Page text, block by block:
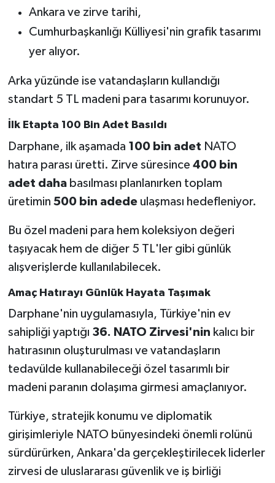
Ankara ve zirve tarihi,
Cumhurbaşkanlığı Külliyesi'nin grafik tasarımı
yer alıyor.
Arka yüzünde ise vatandaşların kullandığı
standart 5 TL madeni para tasarımı korunuyor.
İlk Etapta 100 Bin Adet Basıldı
Darphane, ilk aşamada 100 bin adet NATO
hatıra parası üretti. Zirve süresince 400 bin
adet dahabasılması planlanırken toplam
üretimin 500 bin adedeulaşması hedefleniyor.
Bu özel madeni para hem koleksiyon değeri
taşıyacak hem de diğer 5 TL'ler gibi günlük
alışverişlerde kullanılabilecek.
Amaç Hatırayı Günlük Hayata Taşımak
Darphane'nin uygulamasıyla, Türkiye'nin ev
sahipliği yaptığı 36. NATO Zirvesi'nin kalıcı bir
hatırasının oluşturulması ve vatandaşların
tedavülde kullanabileceği özel tasarımlı bir
madeni paranın dolaşıma girmesi amaçlanıyor.
Türkiye, stratejik konumu ve diplomatik
girişimleriyle NATO bünyesindeki önemli rolünü
sürdürürken, Ankara'da gerçekleştirilecek liderler
zirvesi de uluslararası güvenlik ve iş birliği